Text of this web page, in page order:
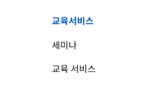
교육서비스
세미나
교육 서비스